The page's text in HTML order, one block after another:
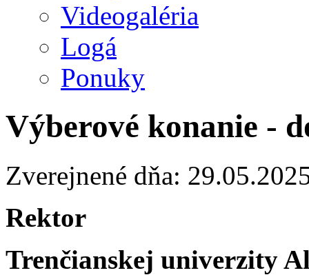
Videogaléria
Logá
Ponuky
Výberové konanie -
Zverejnené dňa:
Rektor
Trenčianskej univerzity